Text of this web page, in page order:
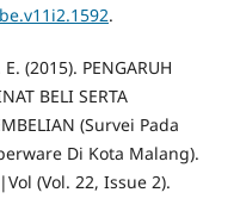
.
(2015). PENGARUH
BELI SERTA
(Survei Pada
Di Kota Malang).
(Vol. 22, Issue 2).